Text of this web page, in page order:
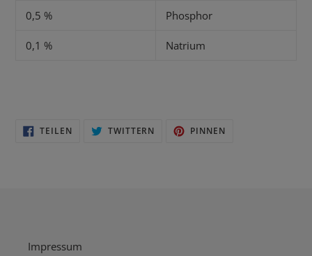
0,5 % Phosphor
0,1 % Natrium
TEILENAUF
FACEBOOK
TWITTERN
TWITTER
PINNEN
Impressum